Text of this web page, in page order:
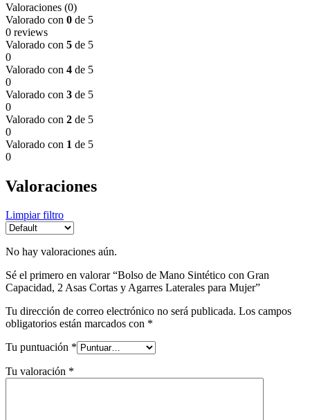
Valoraciones (0)
Valorado con 0 de 5
0 reviews
Valorado con 5 de 5
0
Valorado con 4 de 5
0
Valorado con 3 de 5
0
Valorado con 2 de 5
0
Valorado con 1 de 5
0
Valoraciones
Limpiar filtro
No hay valoraciones aún.
Sé el primero en valorar “Bolso de Mano Sintético con Gran
Capacidad, 2 Asas Cortas y Agarres Laterales para Mujer”
Tu dirección de correo electrónico no será publicada. Los campos
obligatorios están marcados con *
Tu puntuación *
Tu valoración *